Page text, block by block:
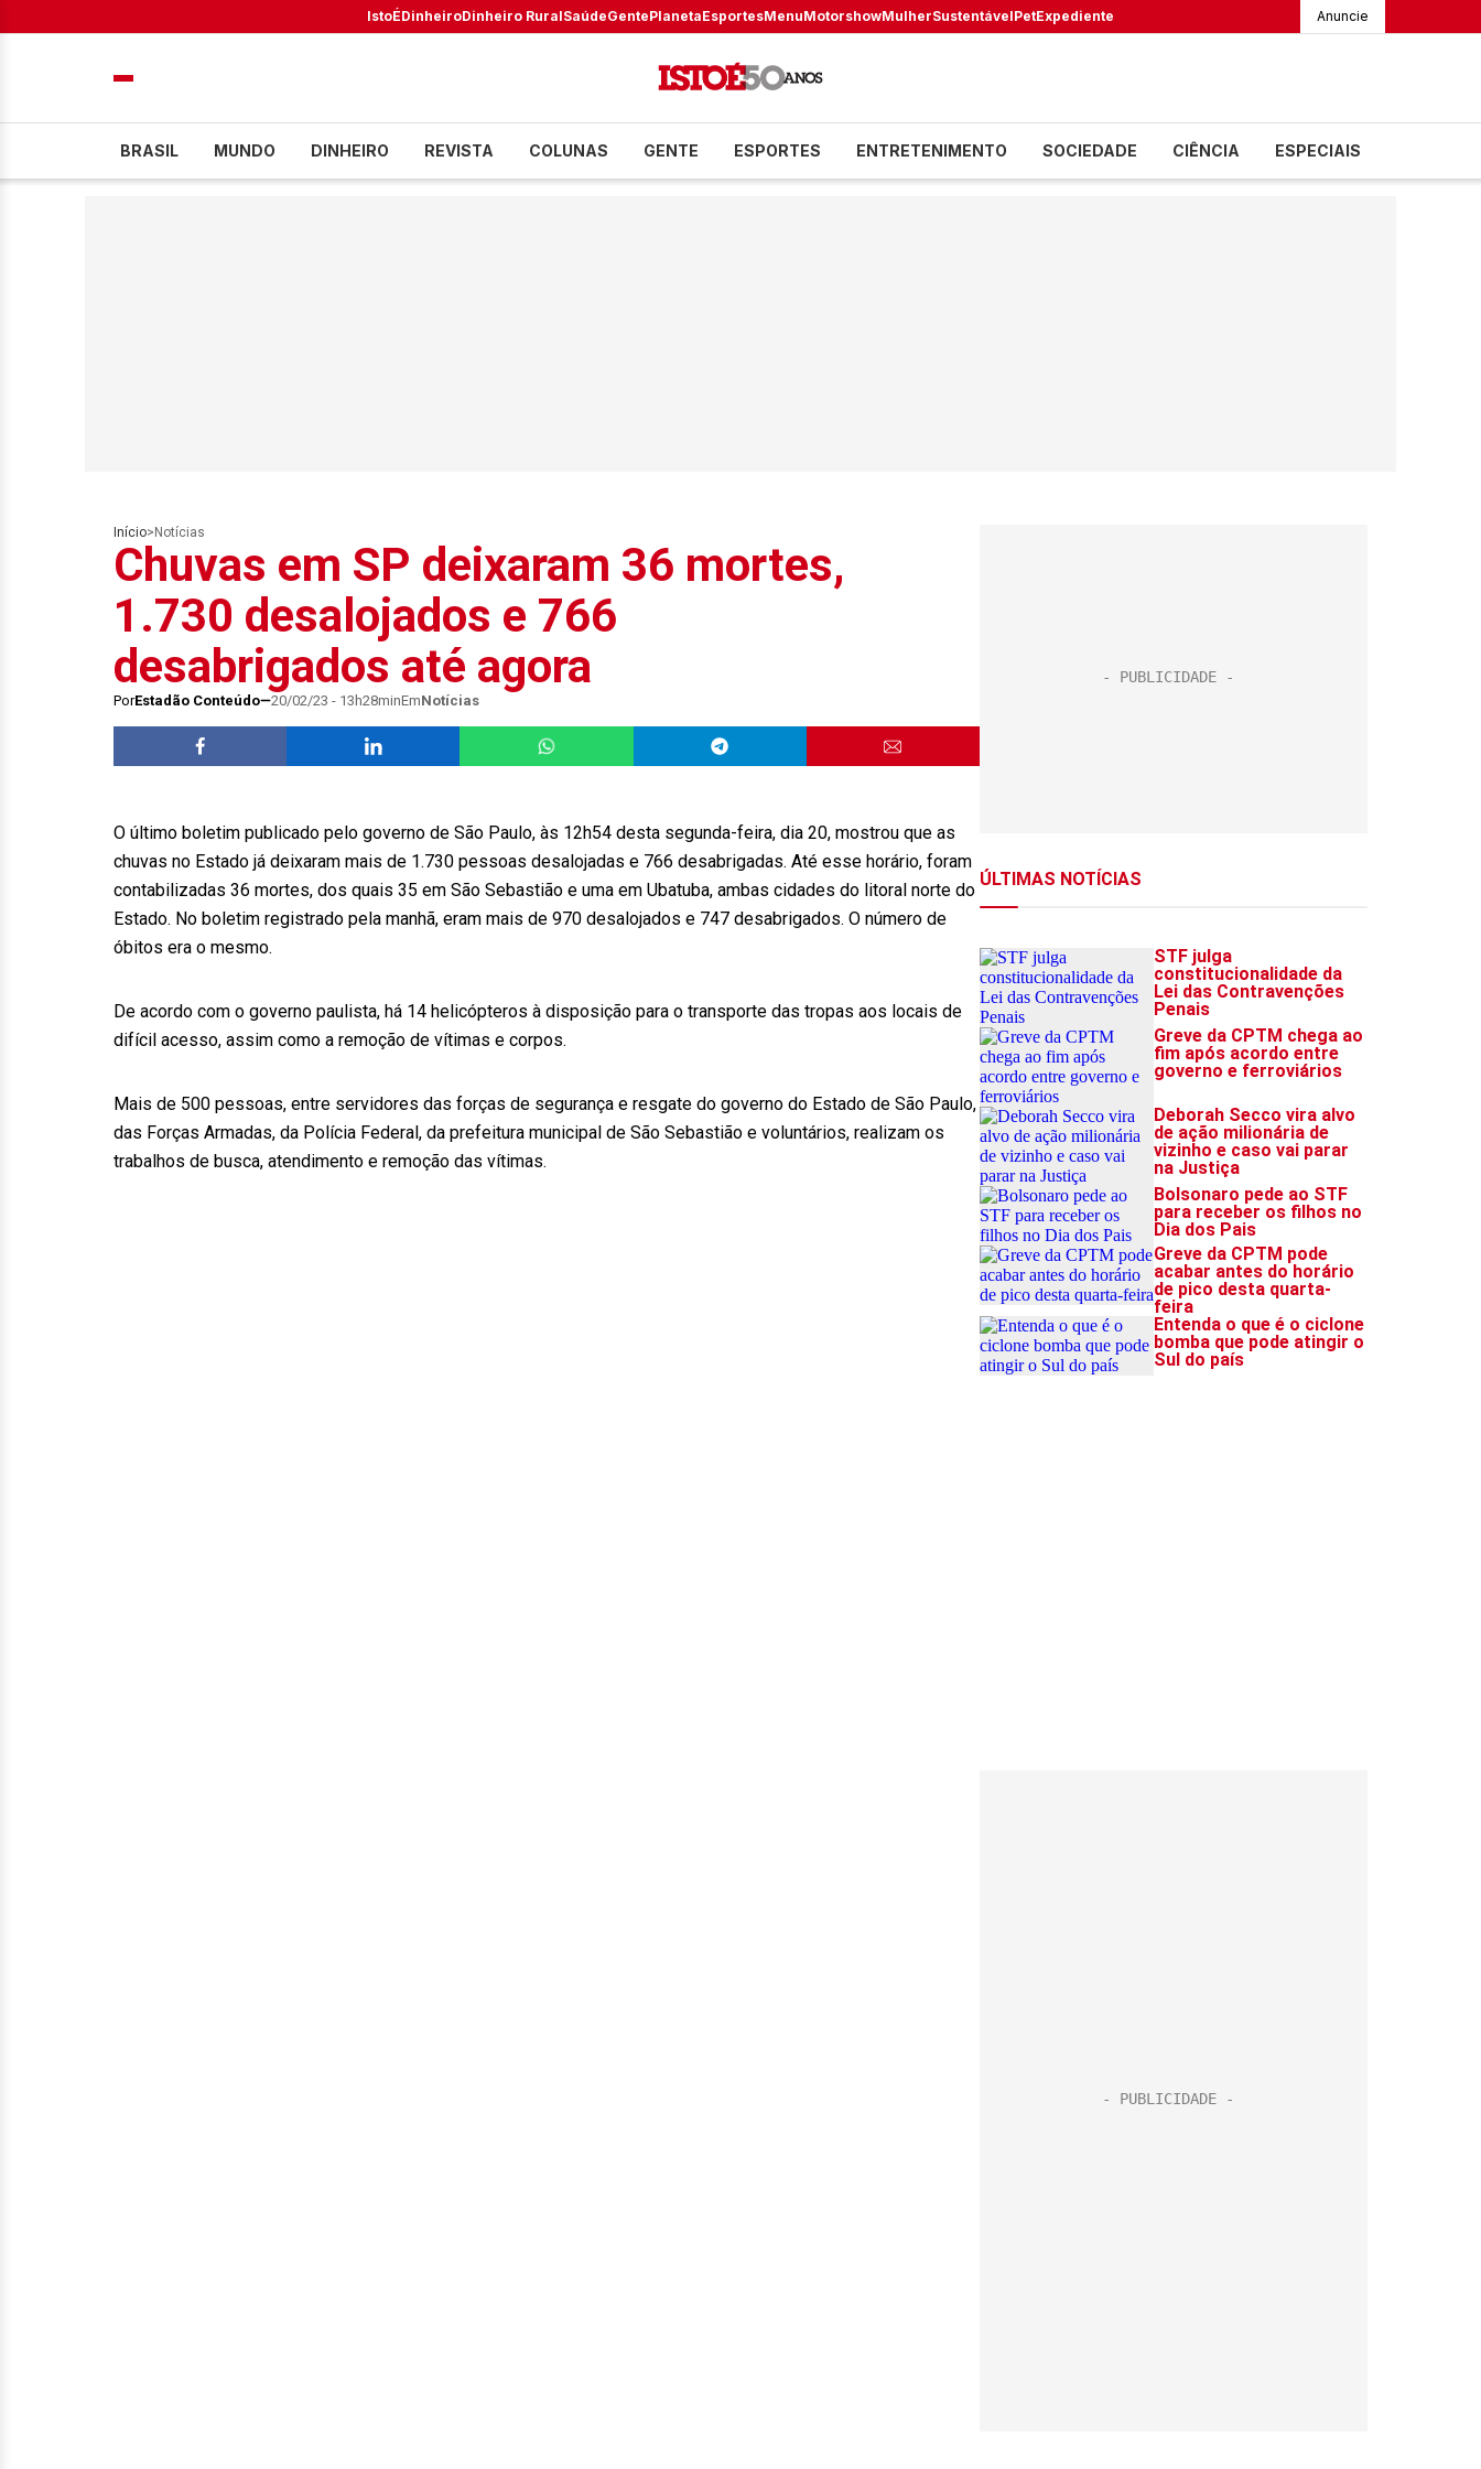
IstoÉDinheiroDinheiro RuralSaúdeGentePlanetaEsportesMenuMotorshowMulherSustentávelPetExpediente Anuncie
BRASIL MUNDO DINHEIRO REVISTA COLUNAS GENTE ESPORTES ENTRETENIMENTO SOCIEDADE CIÊNCIA ESPECIAIS
Início> Notícias
Chuvas em SP deixaram 36 mortes,
1.730 desalojados e 766
desabrigados até agora
PorEstadão Conteúdo 20/02/23 - 13h28minEmNotícias
O último boletim publicado pelo governo de São Paulo, às 12h54 desta segunda-feira, dia 20, mostrou que as
chuvas no Estado já deixaram mais de 1.730 pessoas desalojadas e 766 desabrigadas. Até esse horário, foram
contabilizadas 36 mortes, dos quais 35 em São Sebastião e uma em Ubatuba, ambas cidades do litoral norte do
Estado. No boletim registrado pela manhã, eram mais de 970 desalojados e 747 desabrigados. O número de
óbitos era o mesmo.
De acordo com o governo paulista, há 14 helicópteros à disposição para o transporte das tropas aos locais de
difícil acesso, assim como a remoção de vítimas e corpos.
Mais de 500 pessoas, entre servidores das forças de segurança e resgate do governo do Estado de São Paulo,
das Forças Armadas, da Polícia Federal, da prefeitura municipal de São Sebastião e voluntários, realizam os
trabalhos de busca, atendimento e remoção das vítimas.